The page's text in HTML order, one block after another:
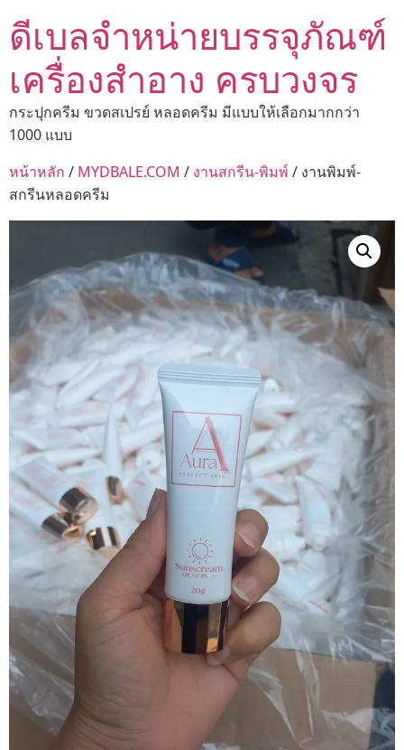
ดีเบลจำหน่ายบรรจุภัณฑ์
เครื่องสำอาง ครบวงจร
กระปุกครีม ขวดสเปรย์ หลอดครีม มีแบบให้เลือกมากกว่า
1000 แบบ
หน้าหลัก / MYDBALE.COM / งานสกรีน-พิมพ์ / งานพิมพ์-
สกรีนหลอดครีม